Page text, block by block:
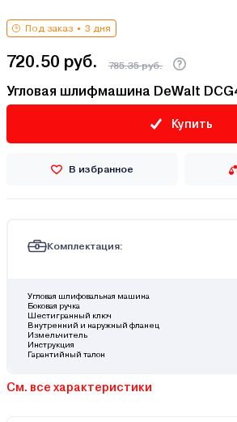
Под заказ 3 дня
720.50 руб. 785.35 руб.
Угловая шлифмашина DeWalt
Купить
В избранное
Комплектация:
Угловая шлифовальная машина
Боковая ручка
Шестигранный ключ
Внутренний и наружный фланец
Измельчитель
Инструкция
Гарантийный талон
См. все характеристики